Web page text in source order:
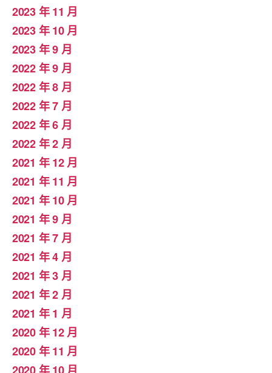
2023 年 11 月
2023 年 10 月
2023 年 9 月
2022 年 9 月
2022 年 8 月
2022 年 7 月
2022 年 6 月
2022 年 2 月
2021 年 12 月
2021 年 11 月
2021 年 10 月
2021 年 9 月
2021 年 7 月
2021 年 4 月
2021 年 3 月
2021 年 2 月
2021 年 1 月
2020 年 12 月
2020 年 11 月
2020 年 10 月